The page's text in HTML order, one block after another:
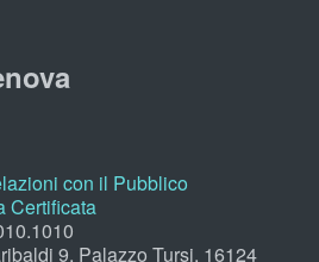
con il Pubblico
Certificata
9, Palazzo Tursi, 16124